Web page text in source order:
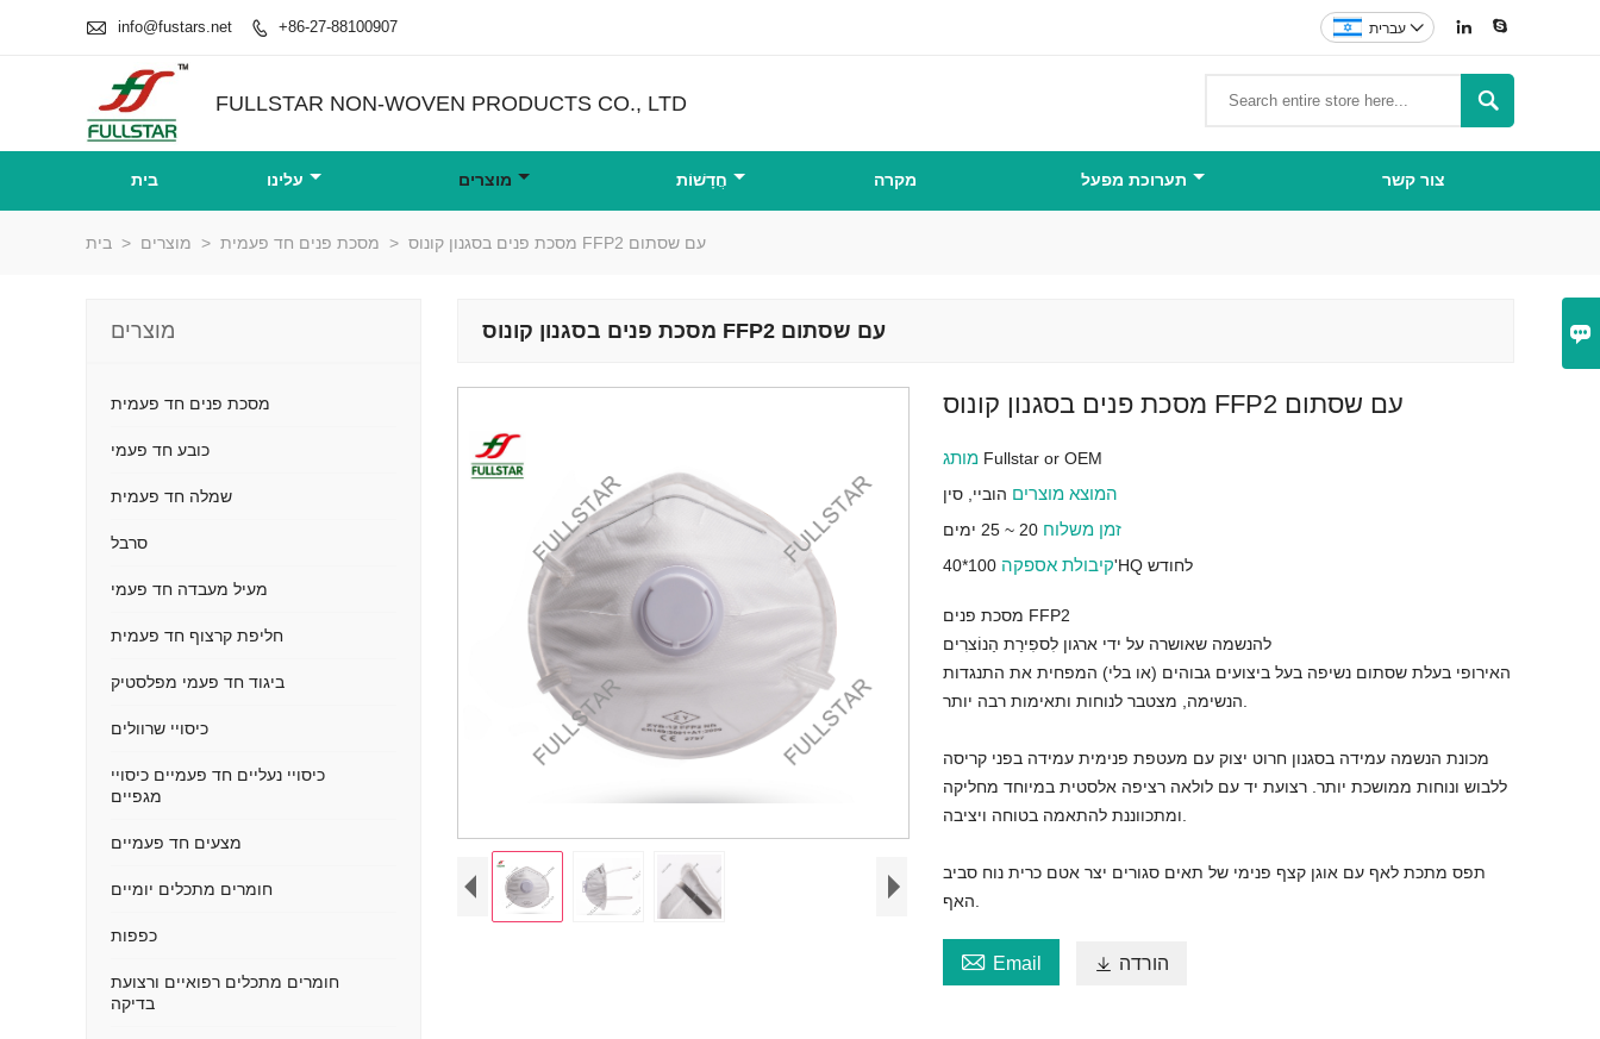

 info@fustars.net  +86-27-88100907   עברית 
FULLSTAR NON-WOVEN PRODUCTS CO., LTD 
בית עלינו מוצרים חֲדָשׁוֹת מקרה תערוכת מפעל צור קשר
בית > מוצרים > מסכת פנים חד פעמית > מסכת פנים בסגנון קונוס FFP2 עם שסתום
מסכת פנים בסגנון קונוס FFP2 עם שסתום
מסכת פנים בסגנון קונוס FFP2 עם שסתום
Fullstar or OEM
המוצא מוצרים הוביי, סין
זמן משלוח 20 ~ 25 ימים
קיבולת אספקה 100*40'HQ לחודש
מסכת פנים FFP2
להנשמה שאושרה על ידי ארגון לִספִירַת הַנוֹצרִים
האירופי בעלת שסתום נשיפה בעל ביצועים גבוהים (או בלי) המפחית את התנגדות
מכונת הנשמה עמידה בסגנון חרוט יצוק עם מעטפת פנימית עמידה בפני קריסה
ללבוש ונוחות ממושכת יותר. רצועת יד עם לולאה רציפה אלסטית במיוחד מחליקה
תפס מתכת לאף עם אוגן קצף פנימי של תאים סגורים יצר אטם כרית נוח סביב
 Email  הורדה
מוצרים
מסכת פנים חד פעמית
כובע חד פעמי
שמלה חד פעמית
סרבל
מעיל מעבדה חד פעמי
חליפת קרצוף חד פעמית
ביגוד חד פעמי מפלסטיק
כיסויי שרוולים
כיסויי נעליים חד פעמיים כיסויי
מגפיים
מצעים חד פעמיים
חומרים מתכלים יומיים
כפפות
חומרים מתכלים רפואיים ורצועת
בדיקה